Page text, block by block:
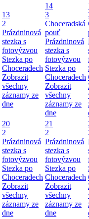
13
2
Prázdninová
stezka s
fotovýzvou
Stezka po
Choceradech
Zobrazit
všechny
záznamy ze
dne
14
3
Choceradská
pouť
Prázdninová
stezka s
fotovýzvou
Stezka po
Choceradech
Zobrazit
všechny
záznamy ze
dne
20
2
Prázdninová
stezka s
fotovýzvou
Stezka po
Choceradech
Zobrazit
všechny
záznamy ze
dne
21
2
Prázdninová
stezka s
fotovýzvou
Stezka po
Choceradech
Zobrazit
všechny
záznamy ze
dne